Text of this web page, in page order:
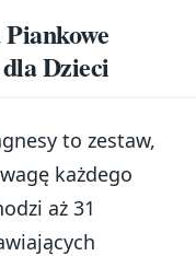
Dzieci
to zestaw,
każdego
aż 31